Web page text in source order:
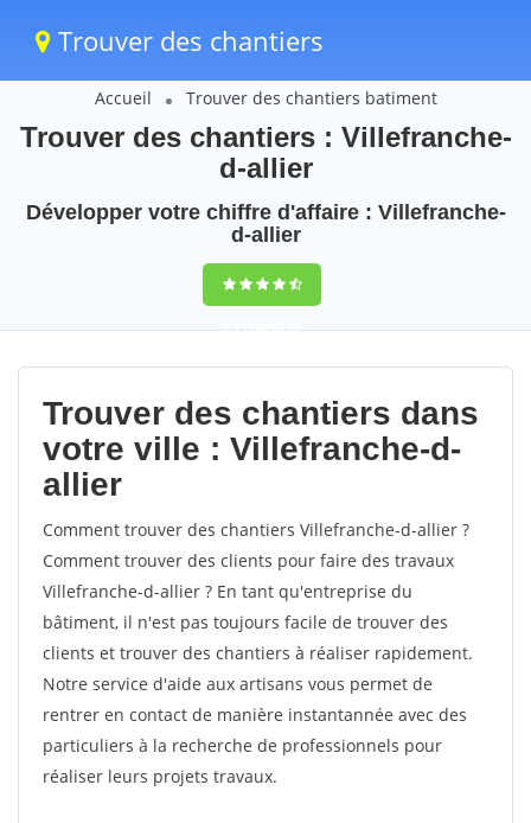
Trouver des chantiers
Accueil Trouver des chantiers batiment
Trouver des chantiers : Villefranche-
d-allier
Développer votre chiffre d'affaire : Villefranche-
d-allier
9,5(100%)54
votes
Trouver des chantiers dans
votre ville : Villefranche-d-
allier
Comment trouver des chantiers Villefranche-d-allier ?
Comment trouver des clients pour faire des travaux
Villefranche-d-allier ? En tant qu'entreprise du
bâtiment, il n'est pas toujours facile de trouver des
clients et trouver des chantiers à réaliser rapidement.
Notre service d'aide aux artisans vous permet de
rentrer en contact de manière instantannée avec des
particuliers à la recherche de professionnels pour
réaliser leurs projets travaux.